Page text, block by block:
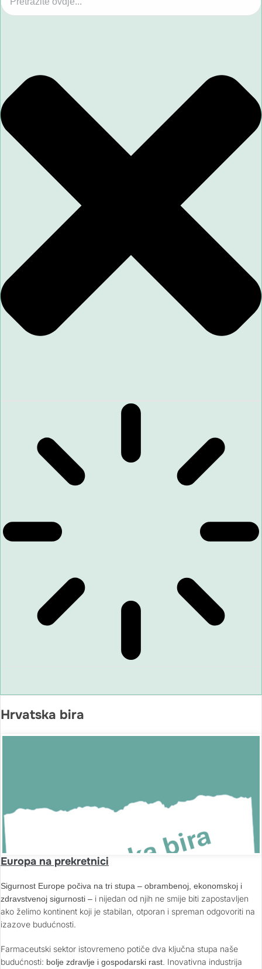
Hrvatska bira
Europa na prekretnici
Sigurnost Europe počiva na tri stupa – obrambenoj, ekonomskoj i
zdravstvenoj sigurnosti – i nijedan od njih ne smije biti zapostavljen
ako želimo kontinent koji je stabilan, otporan i spreman odgovoriti na
izazove budućnosti.
Farmaceutski sektor istovremeno potiče dva ključna stupa naše
budućnosti: bolje zdravlje i gospodarski rast. Inovativna industrija